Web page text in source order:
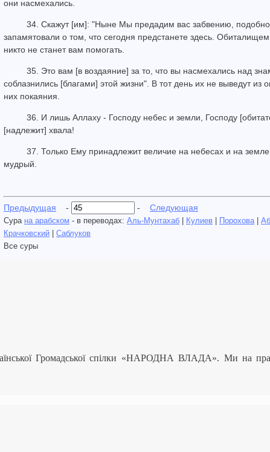
они насмехались.
34. Скажут [им]: "Ныне Мы предадим вас забвению, подобно
запамятовали о том, что сегодня предстанете здесь.
никто не станет вам помогать.
35. Это вам [в воздаяние] за то, что вы насмехались над
соблазнились [благами] этой жизни". В тот день их не выведут из
них покаяния.
36. И лишь Аллаху - Господу небес и земли, Господу
[надлежит] хвала!
37. Только Ему принадлежит величие на небесах и на
мудрый.
Предыдущая - - Следующая
Сура на арабском - в переводах: Аль-Мунтахаб Кулиев Порохова|
Крачковский
Саблуков
Все суры
Громадської спілки «НАРОДНА ВЛАДА». Ми на